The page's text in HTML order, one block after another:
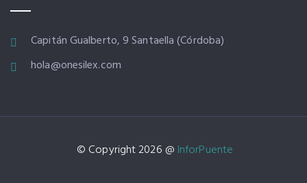
Capitán Gualberto, 9 Santaella (Córdoba)
hola@onesilex.com
© Copyright 2026 @ InforPuente